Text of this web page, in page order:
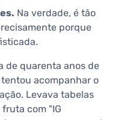
Na verdade, é tão
porque
de quarenta anos de
acompanhar o
Levava tabelas
com "IG